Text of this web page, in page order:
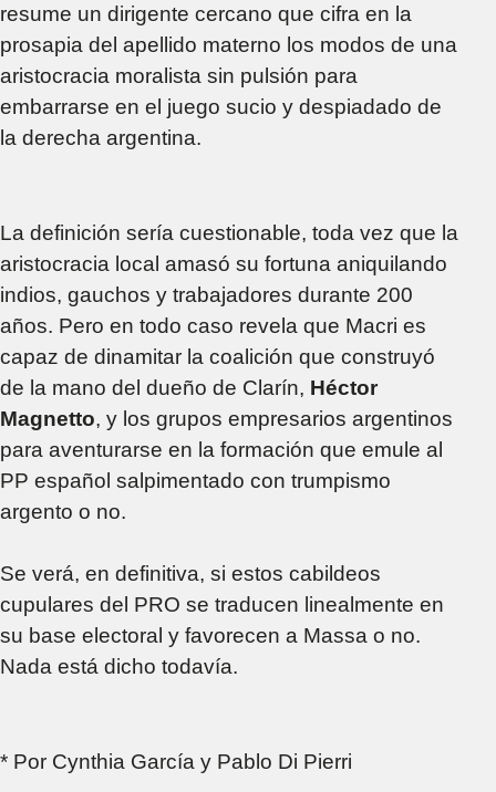
resume un dirigente cercano que cifra en la
prosapia del apellido materno los modos de una
aristocracia moralista sin pulsión para
embarrarse en el juego sucio y despiadado de
la derecha argentina.
La definición sería cuestionable, toda vez que la
aristocracia local amasó su fortuna aniquilando
indios, gauchos y trabajadores durante 200
años. Pero en todo caso revela que Macri es
capaz de dinamitar la coalición que construyó
de la mano del dueño de Clarín, Héctor
Magnetto, y los grupos empresarios argentinos
para aventurarse en la formación que emule al
PP español salpimentado con trumpismo
argento o no.
Se verá, en definitiva, si estos cabildeos
cupulares del PRO se traducen linealmente en
su base electoral y favorecen a Massa o no.
Nada está dicho todavía.
* Por Cynthia García y Pablo Di Pierri